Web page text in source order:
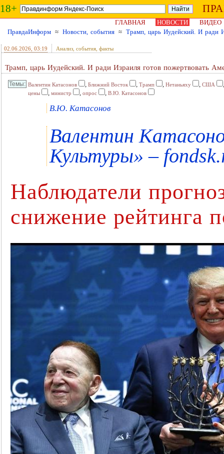
18+
ГЛАВНАЯ НОВОСТИ
ВИДЕО
ПравдаИнформ ≈ Новости, события ≈ Трамп, царь Иудейский. И ради
02.06.2026 , 03:19 Анализ, события, факты
Трамп, царь Иудейский. И ради Израиля готов пожертвовать
Валентин Катасонов , Ближний Восток , Трамп , Нетаньяху , США
цены , министр , опрос , В.Ю. Катасонов
В.Ю. Катасонов
Валентин
Культуры» –
Наблюдатели
снижение рейтинга